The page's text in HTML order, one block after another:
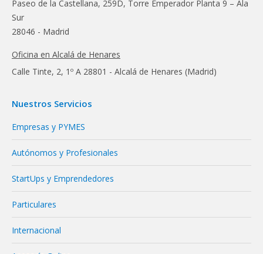
Paseo de la Castellana, 259D, Torre Emperador Planta 9 – Ala
Sur
28046 - Madrid
Oficina en Alcalá de Henares
Calle Tinte, 2, 1º A 28801 - Alcalá de Henares (Madrid)
Nuestros Servicios
Empresas y PYMES
Autónomos y Profesionales
StartUps y Emprendedores
Particulares
Internacional